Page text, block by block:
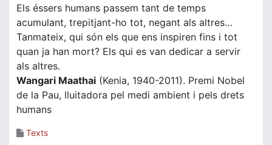
Els éssers humans passem tant de temps
acumulant, trepitjant-ho tot, negant als altres…
Tanmateix, qui són els que ens inspiren fins i tot
quan ja han mort? Els qui es van dedicar a servir
als altres.
Wangari Maathai (Kenia, 1940-2011). Premi Nobel
de la Pau, lluitadora pel medi ambient i pels drets
humans
Texts